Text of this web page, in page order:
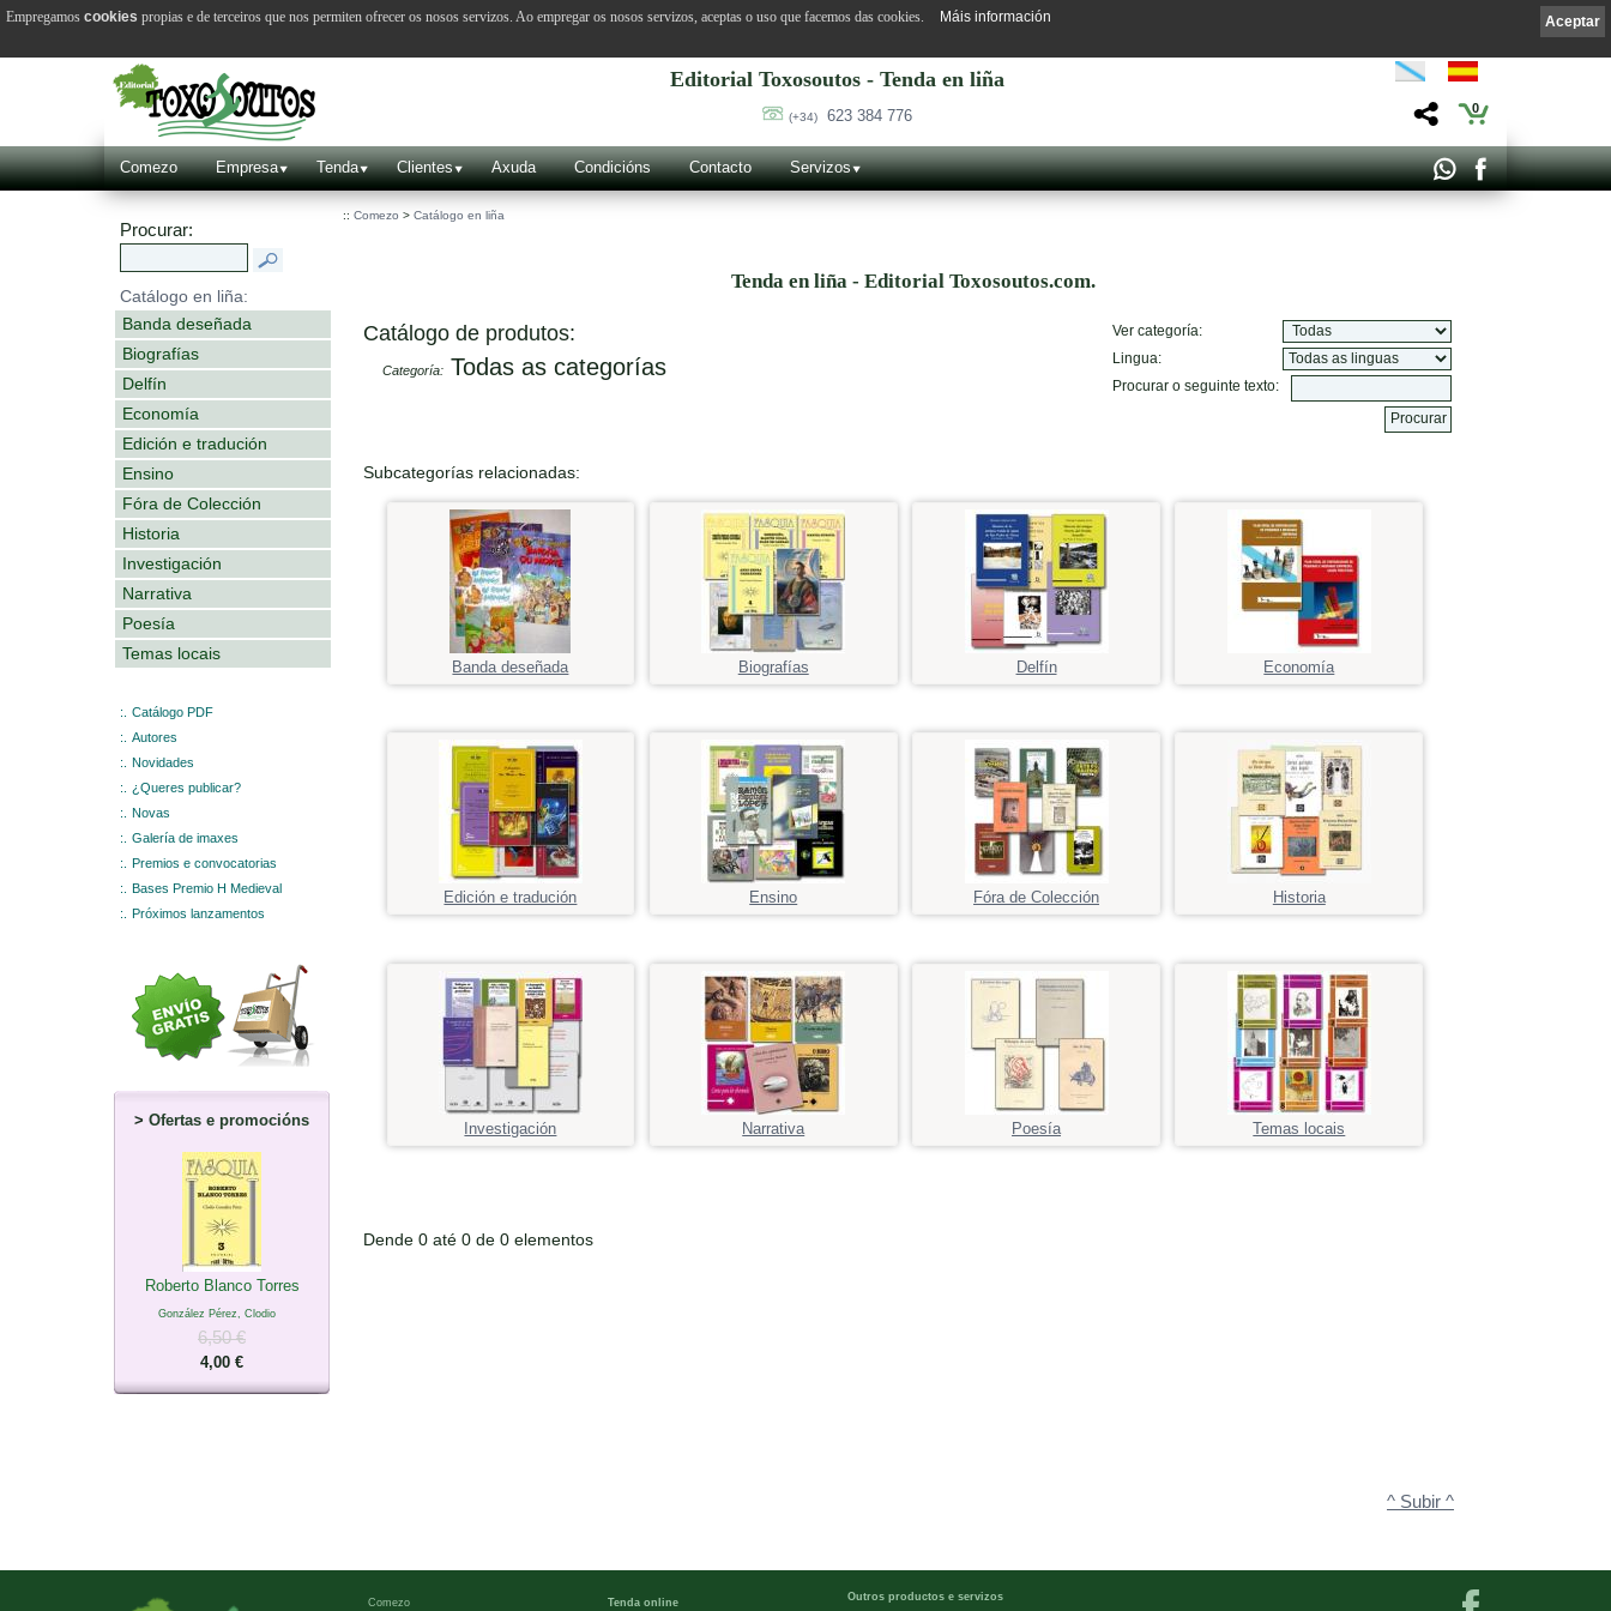
Editorial Toxosoutos - Tenda en liña
(+34) 623 384 776 0
Comezo Empresa Tenda Clientes Axuda Condicións Contacto Servizos
Procurar:
Catálogo en liña:
Banda deseñada
Biografías
Delfín
Economía
Edición e tradución
Ensino
Fóra de Colección
Historia
Investigación
Narrativa
Poesía
Temas locais
:.
Catálogo PDF
:.
Autores
:.
Novidades
:.
¿Queres publicar?
:.
Novas
:.
Galería de imaxes
:.
Premios e convocatorias
:.
Bases Premio H Medieval
:.
Próximos lanzamentos
> Ofertas e promocións
Roberto Blanco Torres
González Pérez, Clodio
6,50 €
4,00 €
:: Comezo > Catálogo en liña
Tenda en liña - Editorial Toxosoutos.com.
Catálogo de produtos:
Categoría: Todas as categorías
Ver categoría:
Lingua:
Procurar o seguinte texto:
Subcategorías relacionadas:
Banda deseñada Biografías Delfín Economía
Edición e tradución Ensino Fóra de Colección Historia
Investigación Narrativa Poesía Temas locais
Dende 0 até 0 de 0 elementos
^ Subir ^
Comezo Tenda online Outros productos e servizos
Aceptar
Empregamos cookies propias e de terceiros que nos permiten ofrecer os nosos servizos. Ao empregar os nosos servizos, aceptas o uso que facemos das cookies. Máis información